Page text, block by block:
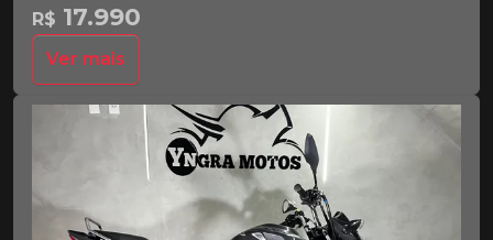
R$ 17.990
Ver mais